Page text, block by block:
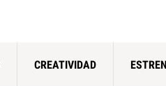
CREATIVIDAD